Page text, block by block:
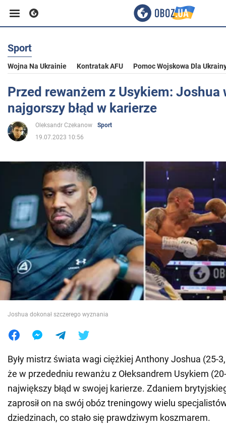
Biznes
Sport
Rozrywka
Społeczeństwo
Wojna na Ukrainie
Świat
Jedzenie
Sport
Wojna Na Ukrainie Kontratak AFU Pomoc Wojskowa Dla
Przed rewanżem z Usykiem: Joshua
najgorszy błąd w karierze
Oleksandr Czekanow
Sport
19.07.2023 10:56
Joshua dokonał szczerego wyznania
Były mistrz świata wagi ciężkiej Anthony Joshua (25-3,
że w przededniu rewanżu z Ołeksandrem Usykiem (20-
największy błąd w swojej karierze. Zdaniem
zaprosił on na swój obóz treningowy wielu
dziedzinach, co stało się prawdziwym koszmarem.